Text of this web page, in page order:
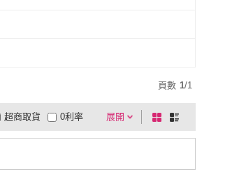
頁數 1/1
展開
電視購物
超商取貨 0利率
棋
盤
列